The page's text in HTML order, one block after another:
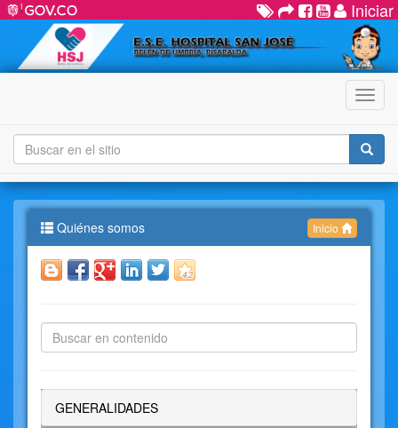
Iniciar
Menú
Quiénes somos Inicio
GENERALIDADES